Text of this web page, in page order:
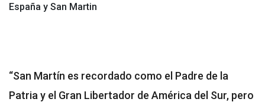
España y San Martin
“San Martín es recordado como el Padre de la
Patria y el Gran Libertador de América del Sur, pero